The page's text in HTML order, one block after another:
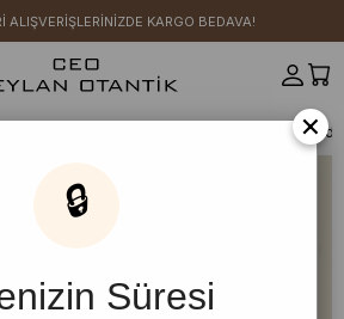
KARGO BEDAVA!
Lacivert Blueberry Baskılı Body
×
🔒
Süresi